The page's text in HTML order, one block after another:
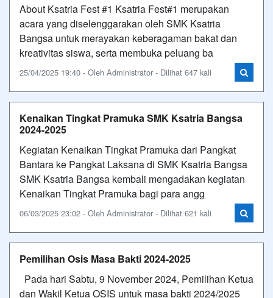
About Ksatria Fest #1 Ksatria Fest#1 merupakan
acara yang diselenggarakan oleh SMK Ksatria
Bangsa untuk merayakan keberagaman bakat dan
kreativitas siswa, serta membuka peluang ba
25/04/2025 19:40 - Oleh Administrator - Dilihat 647 kali
Kenaikan Tingkat Pramuka SMK Ksatria Bangsa
2024-2025
Kegiatan Kenaikan Tingkat Pramuka dari Pangkat
Bantara ke Pangkat Laksana di SMK Ksatria Bangsa
SMK Ksatria Bangsa kembali mengadakan kegiatan
Kenaikan Tingkat Pramuka bagi para angg
06/03/2025 23:02 - Oleh Administrator - Dilihat 621 kali
Pemilihan Osis Masa Bakti 2024-2025
Pada hari Sabtu, 9 November 2024, Pemilihan Ketua
dan Wakil Ketua OSIS untuk masa bakti 2024/2025